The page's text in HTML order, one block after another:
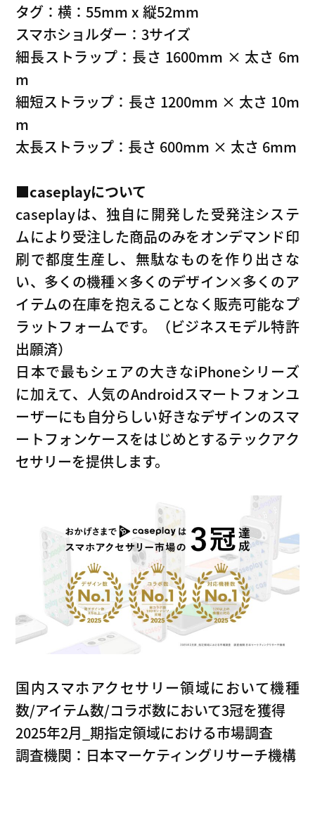
タグ：横：55mm x 縦52mm
スマホショルダー：3サイズ
細長ストラップ：長さ 1600mm × 太さ 6m
m
細短ストラップ：長さ 1200mm × 太さ 10m
m
太長ストラップ：長さ 600mm × 太さ 6mm
■caseplayについて
caseplayは、独自に開発した受発注システ
ムにより受注した商品のみをオンデマンド印
刷で都度生産し、無駄なものを作り出さな
い、多くの機種×多くのデザイン×多くのア
イテムの在庫を抱えることなく販売可能なプ
ラットフォームです。（ビジネスモデル特許
出願済）
日本で最もシェアの大きなiPhoneシリーズ
に加えて、人気のAndroidスマートフォンユ
ーザーにも自分らしい好きなデザインのスマ
ートフォンケースをはじめとするテックアク
セサリーを提供します。
国内スマホアクセサリー領域において機種
数/アイテム数/コラボ数において3冠を獲得
2025年2月_期指定領域における市場調査
調査機関：日本マーケティングリサーチ機構